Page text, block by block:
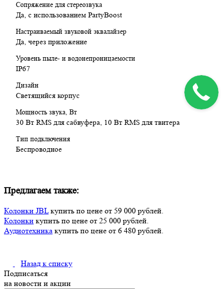
Сопряжение для стереозвука
Да, с использованием PartyBoost
Настраиваемый звуковой эквалайзер
Да, через приложение
Уровень пыле- и водонепроницаемости
IP67
Дизайн
Cветящийся корпус
Мощность звука, Вт
30 Вт RMS для сабвуфера, 10 Вт RMS для твитера
Тип подключения
Беспроводное
Предлагаем также:
Колонки JBLкупить по цене от 59 000 рублей.
Колонки купить по цене от 25 000 рублей.
Аудиотехника купить по цене от 6 480 рублей.
Назад к списку
Подписаться
на новости и акции